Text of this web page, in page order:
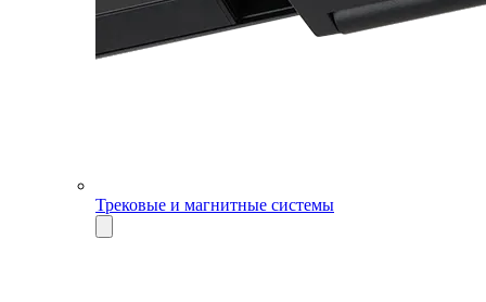
Трековые и магнитные системы